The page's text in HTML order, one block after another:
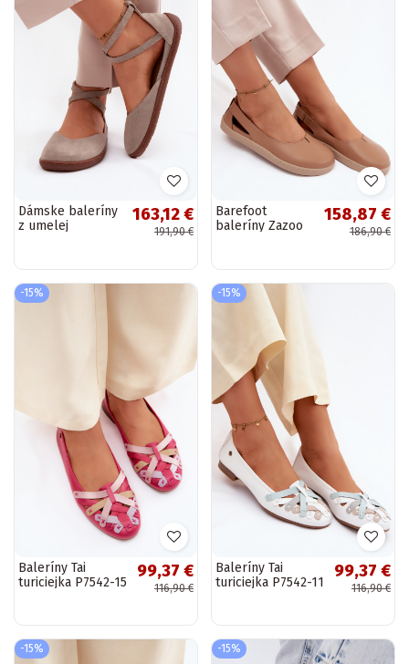
Dámske baleríny
z umelej
kapučínovej farbe
163,12 €
191,90 €
Barefoot
baleríny Zazoo
158,87 €
186,90 €
-15%
Baleríny Tai
turiciejka P7542-15
99,37 €
116,90 €
-15%
Baleríny Tai
turiciejka P7542-11
99,37 €
116,90 €
-15% -15%